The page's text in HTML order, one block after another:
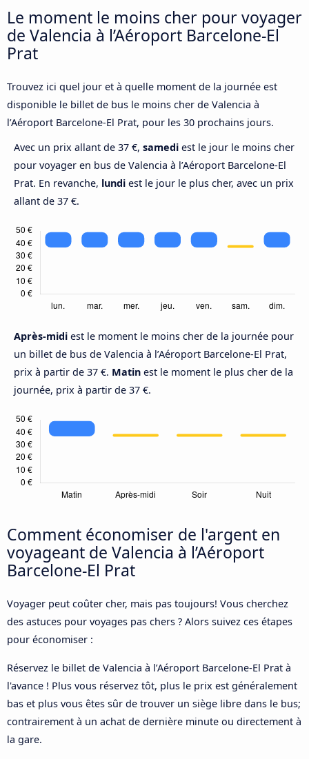
Le moment le moins cher pour voyager
de Valencia à l’Aéroport Barcelone-El
Prat
Trouvez ici quel jour et à quelle moment de la journée est
disponible le billet de bus le moins cher de Valencia à
l’Aéroport Barcelone-El Prat, pour les 30 prochains jours.
Avec un prix allant de 37 €, samedi est le jour le moins cher
pour voyager en bus de Valencia à l’Aéroport Barcelone-El
Prat. En revanche, lundi est le jour le plus cher, avec un prix
allant de 37 €.
Après-midi est le moment le moins cher de la journée pour
un billet de bus de Valencia à l’Aéroport Barcelone-El Prat,
prix à partir de 37 €. Matin est le moment le plus cher de la
journée, prix à partir de 37 €.
Comment économiser de l'argent en
voyageant de Valencia à l’Aéroport
Barcelone-El Prat
Voyager peut coûter cher, mais pas toujours! Vous cherchez
des astuces pour voyages pas chers ? Alors suivez ces étapes
pour économiser :
Réservez le billet de Valencia à l’Aéroport Barcelone-El Prat à
l'avance ! Plus vous réservez tôt, plus le prix est généralement
bas et plus vous êtes sûr de trouver un siège libre dans le bus;
contrairement à un achat de dernière minute ou directement à
la gare.